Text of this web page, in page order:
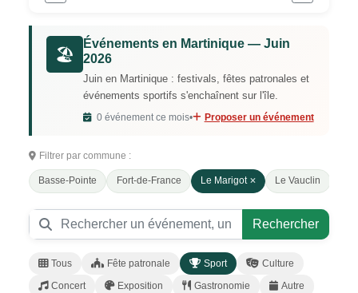
🏖️
Événements en Martinique — Juin
2026
Juin en Martinique : festivals, fêtes patronales et
événements sportifs s'enchaînent sur l'île.
0 événement ce mois• Proposer un événement
Filtrer par commune :
Basse-Pointe Fort-de-France Le Marigot Le Vauclin
Rechercher
Tous Fête patronale Sport Culture
Concert Exposition Gastronomie Autre